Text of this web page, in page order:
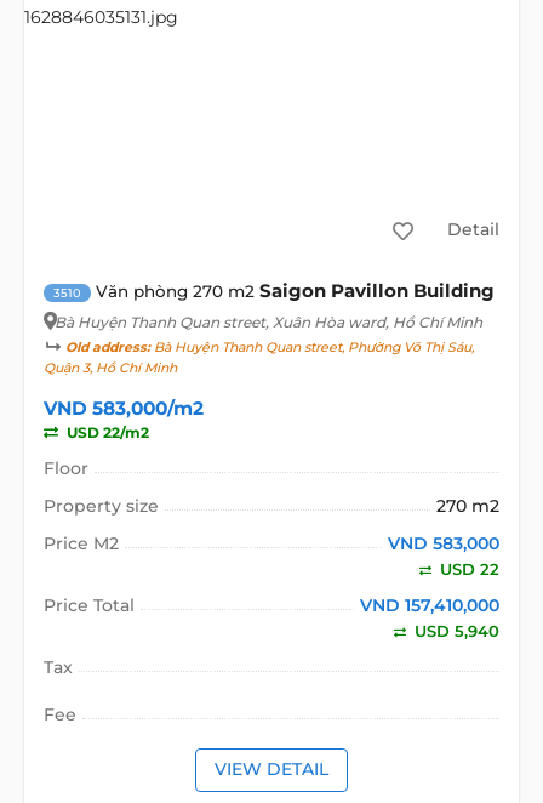
Detail
3510 Văn phòng 270 m2 Saigon Pavillon Building
Bà Huyện Thanh Quan street, Xuân Hòa ward, Hồ Chí Minh
Old address:Bà Huyện Thanh Quan street, Phường Võ Thị Sáu,
Quận 3, Hồ Chí Minh
VND 583,000/m2
USD 22/m2
Floor
Property size
270 m2
Price M2
VND 583,000
USD 22
Price Total VND 157,410,000
USD 5,940
Tax
Fee
VIEW DETAIL